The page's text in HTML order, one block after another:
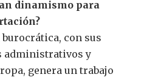
dinamismo para
con sus
administrativos y
genera un trabajo